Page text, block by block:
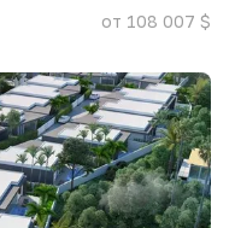
от 108 007 $